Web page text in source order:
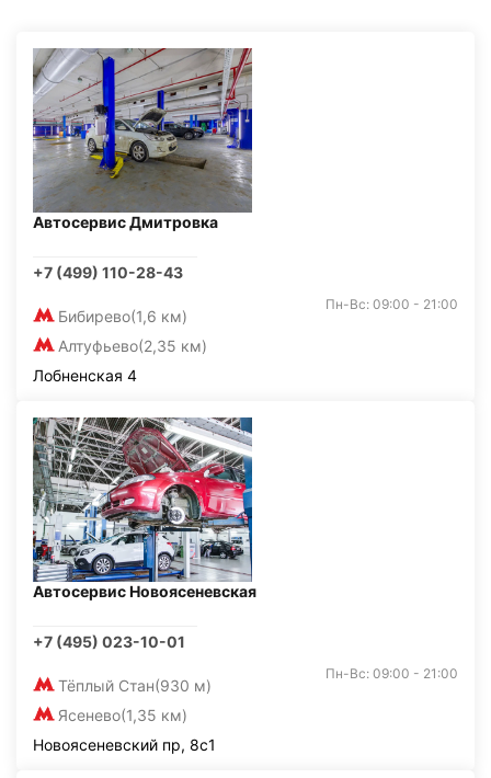
Автосервис Дмитровка
+7 (499) 110-28-43
Бибирево(1,6 км)
Алтуфьево(2,35 км)
Пн-Вс: 09:00 - 21:00
Лобненская 4
Автосервис Новоясеневская
+7 (495) 023-10-01
Тёплый Стан(930 м)
Ясенево(1,35 км)
Пн-Вс: 09:00 - 21:00
Новоясеневский пр, 8с1